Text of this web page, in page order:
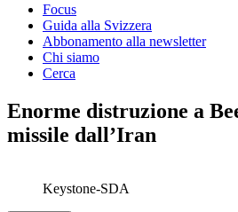
Focus
Guida alla Svizzera
Abbonamento alla newsletter
Chi siamo
Cerca
Enorme distruzione a
missile dall’Iran
Keystone-SDA